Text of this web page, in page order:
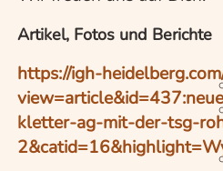
Artikel, Fotos und Berichte
https://igh-
kletter-ag-mit-der-tsg-